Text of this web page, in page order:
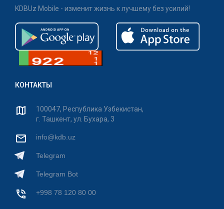
KDBUz Mobile - изменит жизнь к лучшему без усилий!
КОНТАКТЫ
100047, Республика Узбекистан,
г. Ташкент, ул. Бухара, 3
info@kdb.uz
Telegram
Telegram Bot
+998 78 120 80 00